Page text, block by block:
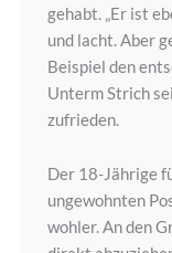
gehabt. „Er ist
und lacht. Aber
Beispiel den
Unterm Strich
zufrieden.
Der 18-Jährige
ungewohnten
wohler. An den